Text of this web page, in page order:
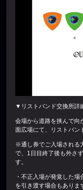
▼リストバンド交換所詳
会場から道路を挟んで向
面広場にて、リストバン
※通し券でご入場される
で、1日目終了後も外さ
す。
・不正入場が発覚した
を引き渡す場合もありま